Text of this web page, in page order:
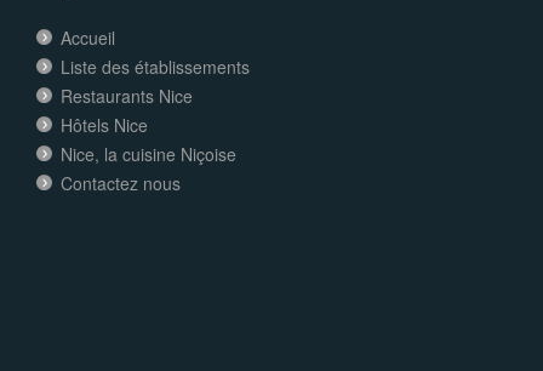
Accueil
Liste des établissements
Restaurants Nice
Hôtels Nice
Nice, la cuisine Niçoise
Contactez nous